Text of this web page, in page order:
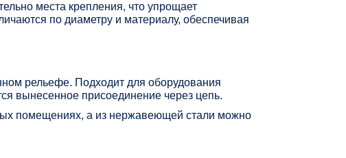
места крепления, что упрощает
по диаметру и материалу, обеспечивая
рельефе. Подходит для оборудования
вынесенное присоединение через цепь.
помещениях, а из нержавеющей стали можно